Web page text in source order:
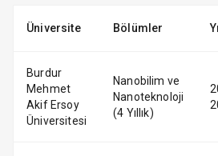
Üniversite Bölümler Yıl
Burdur
Mehmet
Akif Ersoy
Üniversitesi
Nanobilim ve
Nanoteknoloji
(4 Yıllık)